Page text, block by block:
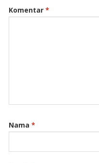
Komentar *
Nama *